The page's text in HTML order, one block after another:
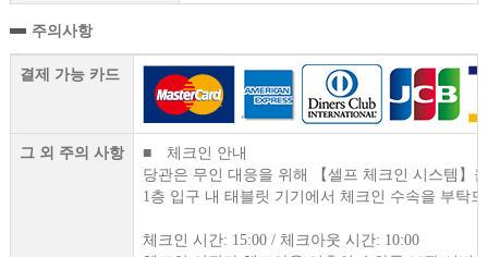
주의사항
결제 가능 카드
그 외 주의 사항
■ 체크인 안내
당관은 무인 대응을 위해 【셀프 체크인 시스템】
1층 입구 내 태블릿 기기에서 체크인 수속을 부탁
체크인 시간: 15:00 / 체크아웃 시간: 10:00